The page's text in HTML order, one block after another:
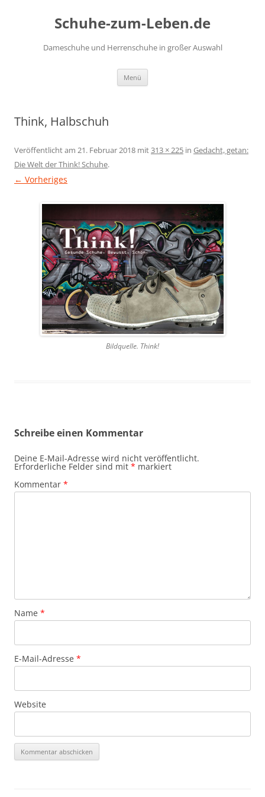
Schuhe-zum-Leben.de
Dameschuhe und Herrenschuhe in großer Auswahl
Menü
Think, Halbschuh
Veröffentlicht am 21. Februar 2018 mit313 × 225 in Gedacht, getan:
Die Welt der Think! Schuhe.
← Vorheriges
Bildquelle. Think!
Schreibe einen Kommentar
Deine E-Mail-Adresse wird nicht veröffentlicht.
Erforderliche Felder sind mit * markiert
Kommentar *
Name *
E-Mail-Adresse *
Website